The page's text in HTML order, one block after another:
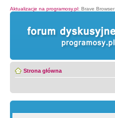
Aktualizacje na programosy.pl: Brave Browser
Strona główna